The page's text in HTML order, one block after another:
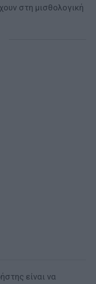
στη μισθολογική
είναι να